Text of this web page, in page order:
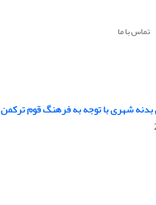
تماس با ما
شهری با توجه به فرهنگ قوم ترکمن